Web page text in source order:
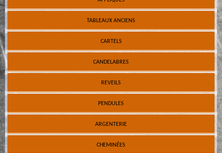
TABLEAUX ANCIENS
CARTELS
CANDELABRES
REVEILS
PENDULES
ARGENTERIE
CHEMINÉES